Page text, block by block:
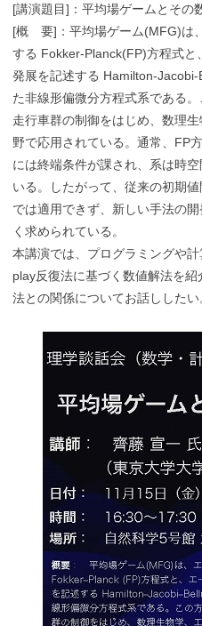
[講演題目]：平均場ゲームとその
[概 要]：平均場ゲーム(MFG)は
する Fokker-Planck(FP)方程式と
発展を記述する Hamilton-
た非線形偏微分方程式系である
走行車群の制御をはじめ、数理
野で応用されている。通常、FP
には終端条件が課され、系は時
いる。したがって、従来の初期
では適用できず、新しい手法の
く求められている。
本講演では、プログラミングや
play反復法に基づく数値解法を
法との関係についてお話ししたい